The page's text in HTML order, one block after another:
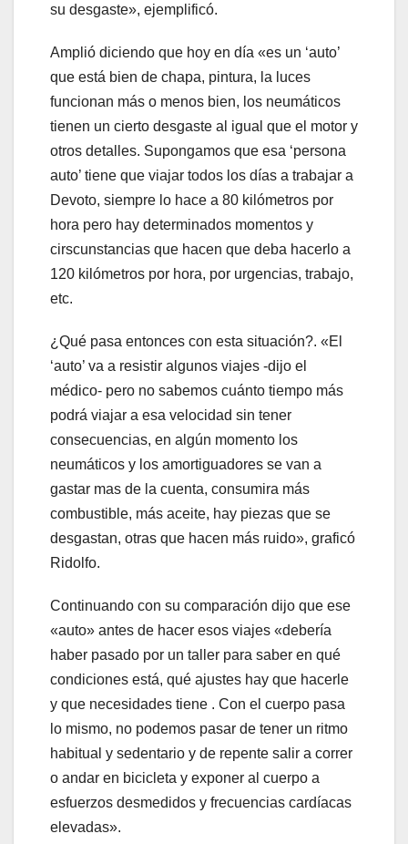
su desgaste», ejemplificó.
Amplió diciendo que hoy en día «es un ‘auto’
que está bien de chapa, pintura, la luces
funcionan más o menos bien, los neumáticos
tienen un cierto desgaste al igual que el motor y
otros detalles. Supongamos que esa ‘persona
auto’ tiene que viajar todos los días a trabajar a
Devoto, siempre lo hace a 80 kilómetros por
hora pero hay determinados momentos y
cirscunstancias que hacen que deba hacerlo a
120 kilómetros por hora, por urgencias, trabajo,
etc.
¿Qué pasa entonces con esta situación?. «El
‘auto’ va a resistir algunos viajes -dijo el
médico- pero no sabemos cuánto tiempo más
podrá viajar a esa velocidad sin tener
consecuencias, en algún momento los
neumáticos y los amortiguadores se van a
gastar mas de la cuenta, consumira más
combustible, más aceite, hay piezas que se
desgastan, otras que hacen más ruido», graficó
Ridolfo.
Continuando con su comparación dijo que ese
«auto» antes de hacer esos viajes «debería
haber pasado por un taller para saber en qué
condiciones está, qué ajustes hay que hacerle
y que necesidades tiene . Con el cuerpo pasa
lo mismo, no podemos pasar de tener un ritmo
habitual y sedentario y de repente salir a correr
o andar en bicicleta y exponer al cuerpo a
esfuerzos desmedidos y frecuencias cardíacas
elevadas».